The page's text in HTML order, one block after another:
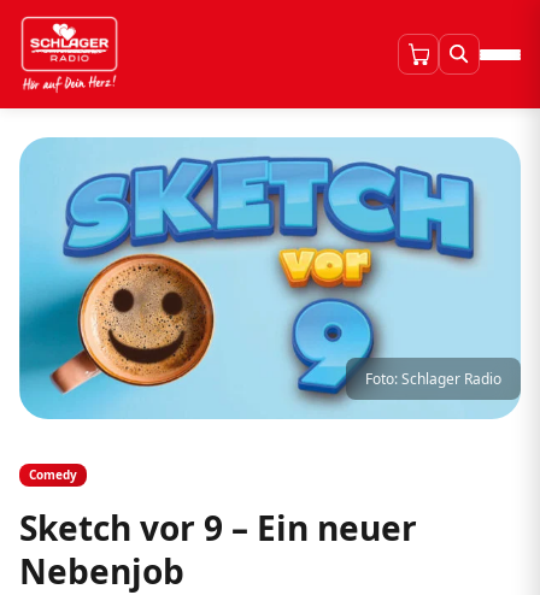
Foto: Schlager Radio
Comedy
Sketch vor 9 – Ein neuer
Nebenjob